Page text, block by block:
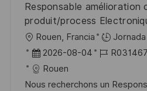
Responsable amélioration
produit/process
U
b
c
Rouen, Francia
F
e
c
2026-08-04
I
d
Rouen
Nous recherchons un